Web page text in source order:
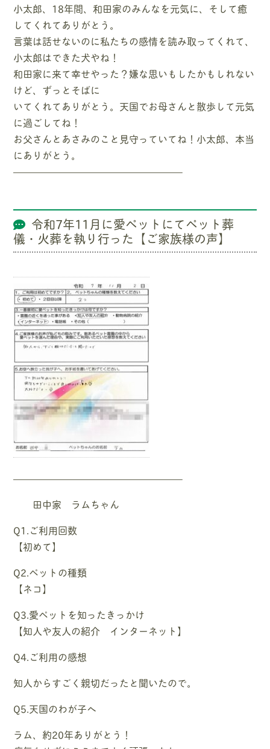
小太郎、18年間、和田家のみんなを元気に、そして癒
してくれてありがとう。
言葉は話せないのに私たちの感情を読み取ってくれて、
小太郎はできた犬やね！
和田家に来て幸せやった？嫌な思いもしたかもしれない
けど、ずっとそばに
いてくれてありがとう。天国でお母さんと散歩して元気
に過ごしてね！
お父さんとあさみのこと見守っていてね！小太郎、本当
にありがとう。
—————————————————–
令和7年11月に愛ペットにてペット葬
儀・火葬を執り行った【ご家族様の声】
—————————————————–
田中家 ラムちゃん
Q1.ご利用回数
【初めて】
Q2.ペットの種類
【ネコ】
Q3.愛ペットを知ったきっかけ
【知人や友人の紹介 インターネット】
Q4.ご利用の感想
知人からすごく親切だったと聞いたので。
Q5.天国のわが子へ
ラム、約20年ありがとう！